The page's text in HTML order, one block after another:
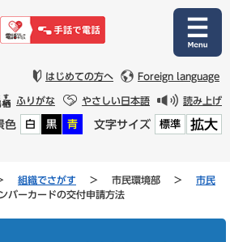
はじめての方へ Foreign language
ふりがな やさしい日本語 読み上げ
色 白 黒 青 文字サイズ 標準 拡大
組織でさがす > 市民環境部 >
市民
バーカードの交付申請方法